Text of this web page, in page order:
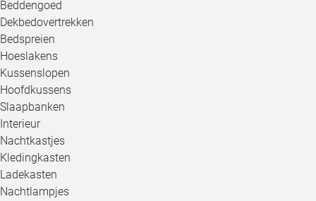
Beddengoed
Dekbedovertrekken
Bedspreien
Hoeslakens
Kussenslopen
Hoofdkussens
Slaapbanken
Interieur
Nachtkastjes
Kledingkasten
Ladekasten
Nachtlampjes